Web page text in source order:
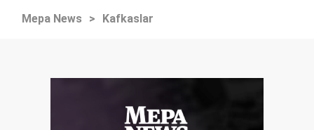
Mepa News > Kafkaslar